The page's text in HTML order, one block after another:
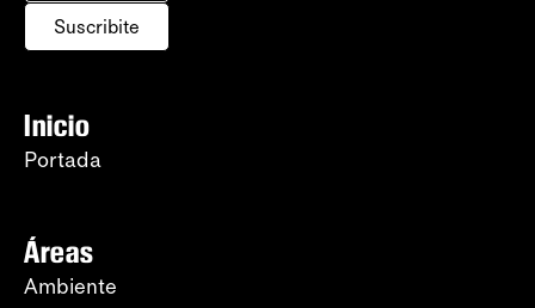
Suscribite
Inicio
Portada
Áreas
Ambiente